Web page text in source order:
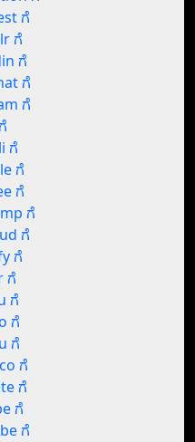
ಗೆ
ಗೆ
ಗೆ
ಗೆ
ಗೆ
ಗೆ
ಗೆ
ಗೆ
ಗೆ
ಗೆ
ಗೆ
ಗೆ
ಗೆ
ಗೆ
ಗೆ
ಗೆ
ಗೆ
ಗೆ
ಗೆ